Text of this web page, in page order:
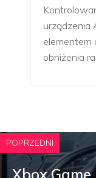
urządzenia
elementem
obniżenia
POPRZEDNI
Xbox